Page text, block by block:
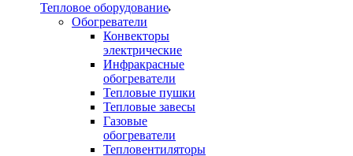
Тепловое оборудование
Обогреватели
Конвекторы
электрические
Инфракрасные
обогреватели
Тепловые пушки
Тепловые завесы
Газовые
обогреватели
Тепловентиляторы